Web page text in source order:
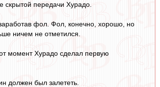
передачи Хурадо.
фол. Фол, конечно, хорошо, но
ничем не отметился.
момент Хурадо сделал первую
должен был залететь.